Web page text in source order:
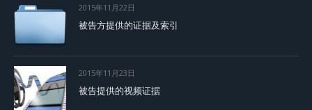
2015年11月22日
被告方提供的证据及索引
2015年11月23日
被告提供的视频证据